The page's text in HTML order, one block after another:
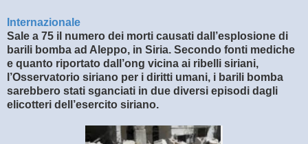
Internazionale
Sale a 75 il numero dei morti causati dall’esplosione di
barili bomba ad Aleppo, in Siria. Secondo fonti mediche
e quanto riportato dall’ong vicina ai ribelli siriani,
l’Osservatorio siriano per i diritti umani, i barili bomba
sarebbero stati sganciati in due diversi episodi dagli
elicotteri dell’esercito siriano.